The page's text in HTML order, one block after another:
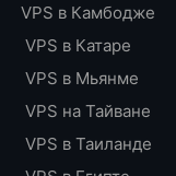
VPS в Камбодже
VPS в Катаре
VPS в Мьянме
VPS на Тайване
VPS в Таиланде